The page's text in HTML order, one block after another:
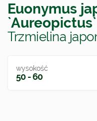
Euonymus
`Aureopictus`
Trzmielina
wysokość
50 - 60